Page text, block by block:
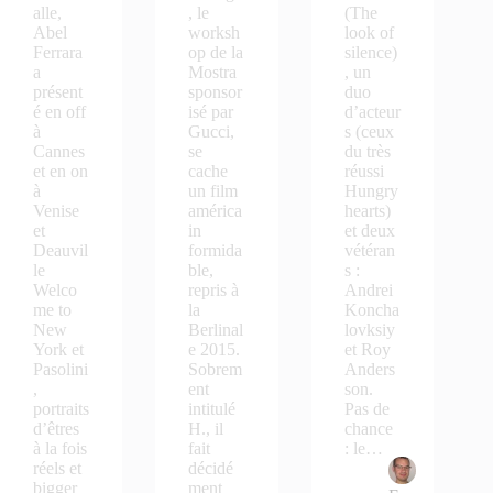
alle,
Abel
Ferrara
a
présent
é en off
à
Cannes
et en on
à
Venise
et
Deauvil
le
Welco
me to
New
York et
Pasolini
,
portraits
d’êtres
à la fois
réels et
bigger
, le
worksh
op de la
Mostra
sponsor
isé par
Gucci,
se
cache
un film
américa
in
formida
ble,
repris à
la
Berlinal
e 2015.
Sobrem
ent
intitulé
H., il
fait
décidé
ment
(The
look of
silence)
, un
duo
d’acteur
s (ceux
du très
réussi
Hungry
hearts)
et deux
vétéran
s :
Andrei
Koncha
lovksiy
et Roy
Anders
son.
Pas de
chance
: le…